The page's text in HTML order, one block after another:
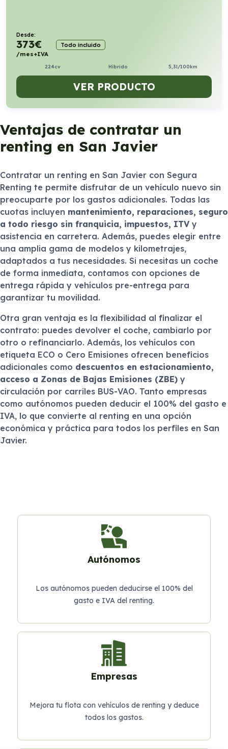
Desde:
373€
/mes+IVA
Todo incluido
224cv Híbrido 5,3l/100km
VER PRODUCTO
Ventajas de contratar un
renting en San Javier
Contratar un renting en San Javier con Segura
Renting te permite disfrutar de un vehículo nuevo sin
preocuparte por los gastos adicionales. Todas las
cuotas incluyen mantenimiento, reparaciones, seguro
a todo riesgo sin franquicia, impuestos, ITVy
asistencia en carretera. Además, puedes elegir entre
una amplia gama de modelos y kilometrajes,
adaptados a tus necesidades. Si necesitas un coche
de forma inmediata, contamos con opciones de
entrega rápida y vehículos pre-entrega para
garantizar tu movilidad.
Otra gran ventaja es la flexibilidad al finalizar el
contrato: puedes devolver el coche, cambiarlo por
otro o refinanciarlo. Además, los vehículos con
etiqueta ECO o Cero Emisiones ofrecen beneficios
adicionales como descuentos en estacionamiento,
acceso a Zonas de Bajas Emisiones (ZBE) y
circulación por carriles BUS-VAO. Tanto empresas
como autónomos pueden deducir el 100% del gasto e
IVA, lo que convierte al renting en una opción
económica y práctica para todos los perfiles en San
Javier.
Autónomos
Los autónomos pueden deducirse el 100% del
gasto e IVA del renting.
Empresas
Mejora tu flota con vehículos de renting y deduce
todos los gastos.